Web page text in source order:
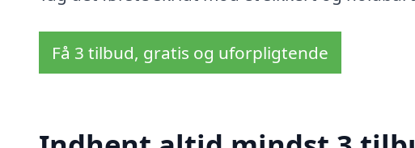
Få 3 tilbud, gratis og uforpligtende